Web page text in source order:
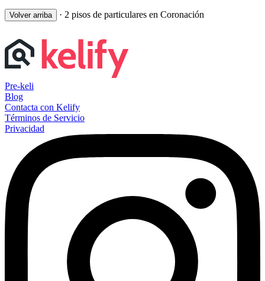
Volver arriba · 2 pisos de particulares en Coronación
Pre-keli
Blog
Contacta con Kelify
Términos de Servicio
Privacidad